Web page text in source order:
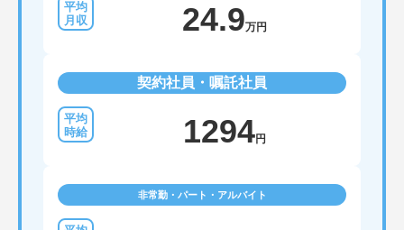
24.9万円
契約社員・嘱託社員
1294円
非常勤・パート・アルバイト